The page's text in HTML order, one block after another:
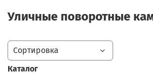
Уличные поворотные
Каталог